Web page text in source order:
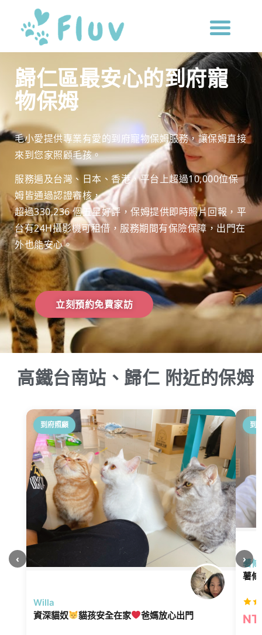
歸仁區最安心的到府寵
物保姆
毛小愛提供專業有愛的到府寵物保姆服務，讓保姆直接
來到您家照顧毛孩。
服務遍及台灣、日本、香港，平台上超過10,000位保
姆皆通過認證審核，
超過330,236 個五星好評，保姆提供即時照片回報， 平
台有24H攝影機可租借，服務期間有保險保障， 出門在
外也能安心。
立刻預約免費家訪
高鐵台南站、歸仁 附近的保姆
到府照顧
Willa
資深貓奴
貓孩安全在家 爸媽放心出門
到
薯
薯
‹ ›